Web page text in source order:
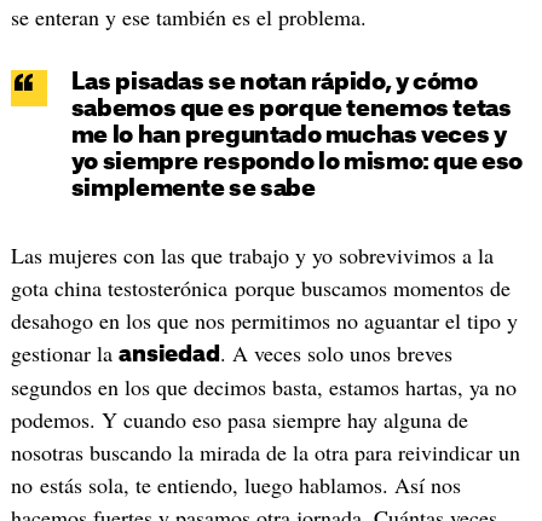
se enteran y ese también es el problema.
Las pisadas se notan rápido, y cómo
sabemos que es porque tenemos tetas
me lo han preguntado muchas veces y
yo siempre respondo lo mismo: que eso
simplemente se sabe
Las mujeres con las que trabajo y yo sobrevivimos a la
gota china testosterónica porque buscamos momentos de
desahogo en los que nos permitimos no aguantar el tipo y
gestionar la ansiedad . A veces solo unos breves
segundos en los que decimos basta, estamos hartas, ya no
podemos. Y cuando eso pasa siempre hay alguna de
nosotras buscando la mirada de la otra para reivindicar un
no estás sola, te entiendo, luego hablamos. Así nos